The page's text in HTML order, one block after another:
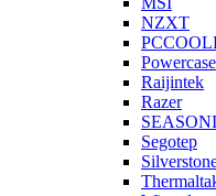
NZXT
Powercase
Raijintek
Razer
Segotep